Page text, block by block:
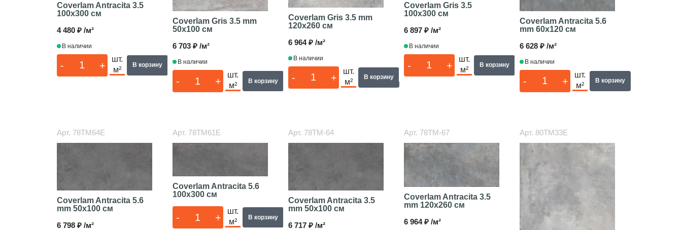
Coverlam Antracita 3.5
100x300 см
4 480 ₽ /м²
В наличии
- +
шт.
м²
В корзину
Coverlam Gris 3.5 mm
50x100 см
6 703 ₽ /м²
В наличии
- +
шт.
м²
В корзину
Coverlam Gris 3.5 mm
120x260 см
6 964 ₽ /м²
В наличии
- +
шт.
м²
В корзину
Coverlam Gris 3.5
100x300 см
6 897 ₽ /м²
В наличии
- +
шт.
м²
В корзину
Coverlam Antracita 5.6
mm 60x120 см
6 628 ₽ /м²
В наличии
- +
шт.
м²
В корзину
Арт. 78TM64E
Coverlam Antracita 5.6
mm 50x100 см
6 798 ₽ /м²
Арт. 78TM61E
Coverlam Antracita 5.6
100x300 см
- +
шт.
м²
В корзину
Арт. 78TM-64
Coverlam Antracita 3.5
mm 50x100 см
6 717 ₽ /м²
Арт. 78TM-67
Coverlam Antracita 3.5
mm 120x260 см
6 964 ₽ /м²
Арт. 80TM33E